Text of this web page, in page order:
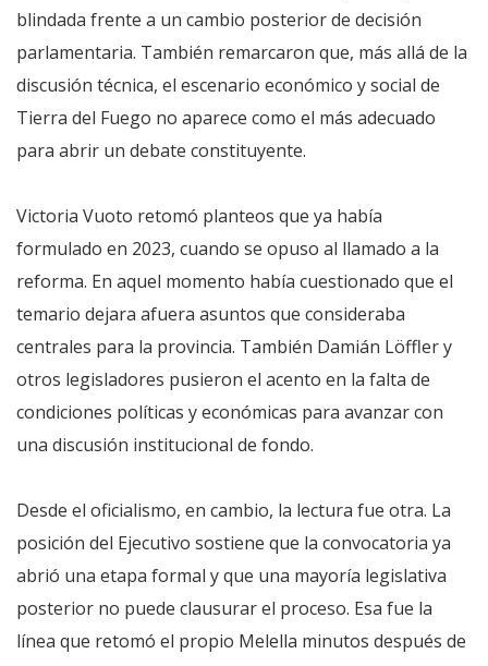
blindada frente a un cambio posterior de decisión
parlamentaria. También remarcaron que, más allá de la
discusión técnica, el escenario económico y social de
Tierra del Fuego no aparece como el más adecuado
para abrir un debate constituyente.
Victoria Vuoto retomó planteos que ya había
formulado en 2023, cuando se opuso al llamado a la
reforma. En aquel momento había cuestionado que el
temario dejara afuera asuntos que consideraba
centrales para la provincia. También Damián Löffler y
otros legisladores pusieron el acento en la falta de
condiciones políticas y económicas para avanzar con
una discusión institucional de fondo.
Desde el oficialismo, en cambio, la lectura fue otra. La
posición del Ejecutivo sostiene que la convocatoria ya
abrió una etapa formal y que una mayoría legislativa
posterior no puede clausurar el proceso. Esa fue la
línea que retomó el propio Melella minutos después de